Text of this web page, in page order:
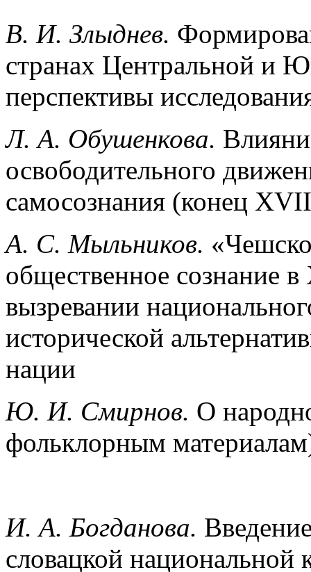
В. И. Злыднев.
странах Центральной и
перспективы
Л. А. Обушенкова.
освободительного
самосознания (конец
А. С. Мыльников.
общественное сознание
вызревании
исторической
нации
Ю. И. Смирнов. О
фольклорным
И. А. Богданова.
словацкой национальной